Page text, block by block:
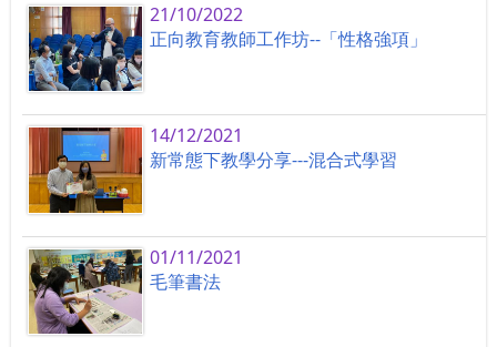
21/10/2022
正向教育教師工作坊--「性格強項」
14/12/2021
新常態下教學分享---混合式學習
01/11/2021
毛筆書法